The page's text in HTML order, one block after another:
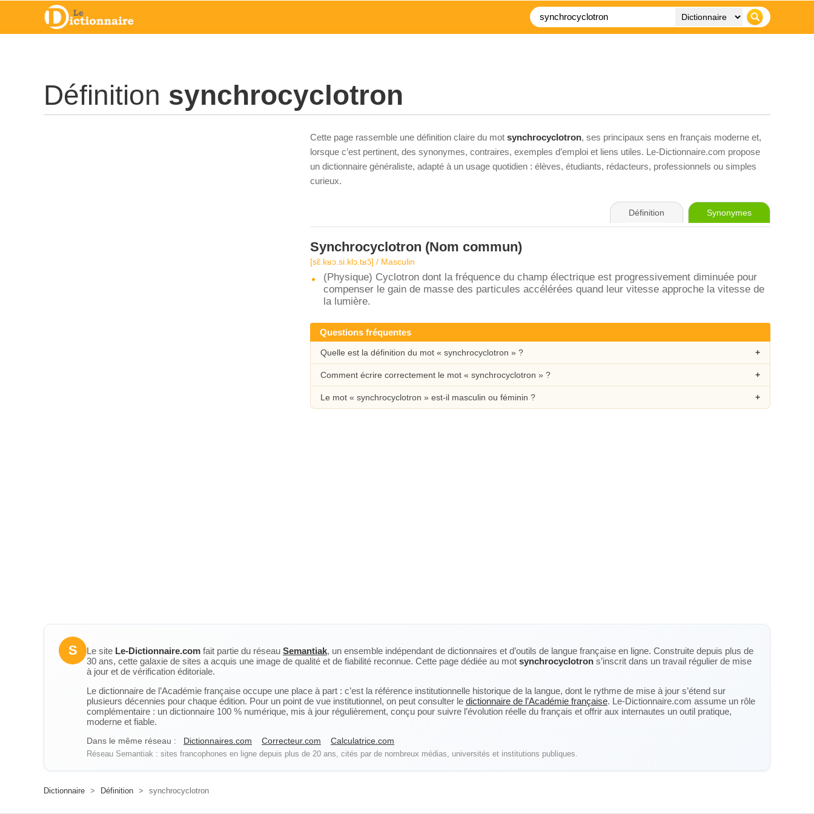
Définition synchrocyclotron
Cette page rassemble une définition claire du mot synchrocyclotron, ses principaux sens en français moderne et,
lorsque c’est pertinent, des synonymes, contraires, exemples d’emploi et liens utiles. Le-Dictionnaire.com propose
un dictionnaire généraliste, adapté à un usage quotidien : élèves, étudiants, rédacteurs, professionnels ou simples
curieux.
Définition Synonymes
Synchrocyclotron (Nom commun)
[sɛ̃.kʁɔ.si.klɔ.tʁɔ̃] / Masculin
(Physique) Cyclotron dont la fréquence du champ électrique est progressivement diminuée pour
compenser le gain de masse des particules accélérées quand leur vitesse approche la vitesse de
la lumière.
Questions fréquentes
Quelle est la définition du mot « synchrocyclotron » ?
Comment écrire correctement le mot « synchrocyclotron » ?
Le mot « synchrocyclotron » est-il masculin ou féminin ?
S Le site Le-Dictionnaire.com fait partie du réseau Semantiak, un ensemble indépendant de dictionnaires et d’outils de langue française en ligne. Construite depuis plus de
30 ans, cette galaxie de sites a acquis une image de qualité et de fiabilité reconnue. Cette page dédiée au mot synchrocyclotron s’inscrit dans un travail régulier de mise
à jour et de vérification éditoriale.
Le dictionnaire de l’Académie française occupe une place à part : c’est la référence institutionnelle historique de la langue, dont le rythme de mise à jour s’étend sur
plusieurs décennies pour chaque édition. Pour un point de vue institutionnel, on peut consulter le dictionnaire de l’Académie française. Le-Dictionnaire.com assume un rôle
complémentaire : un dictionnaire 100 % numérique, mis à jour régulièrement, conçu pour suivre l’évolution réelle du français et offrir aux internautes un outil pratique,
moderne et fiable.
Dans le même réseau : Dictionnaires.com Correcteur.com Calculatrice.com
Réseau Semantiak : sites francophones en ligne depuis plus de 20 ans, cités par de nombreux médias, universités et institutions publiques.
Dictionnaire > Définition > synchrocyclotron